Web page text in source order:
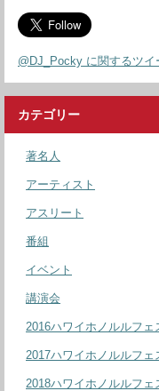
@DJ_Pocky に関するツイ
カテゴリー
著名人
アーティスト
アスリート
番組
イベント
講演会
2016ハワイホノルルフ
2017ハワイホノルルフ
2018ハワイホノルルフ